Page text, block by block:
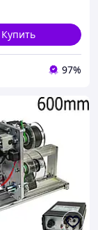
Купить
97%